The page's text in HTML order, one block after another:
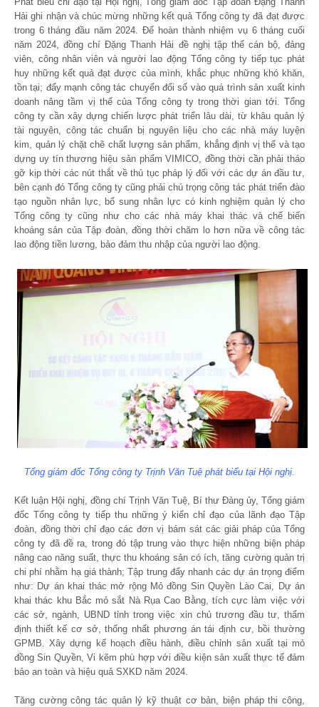
Hải ghi nhận và chúc mừng những kết quả Tổng công ty đã đạt được
trong 6 tháng đầu năm 2024. Để hoàn thành nhiệm vụ 6 tháng cuối
năm 2024, đồng chí Đặng Thanh Hải đề nghị tập thể cán bộ, đảng
viên, công nhân viên và người lao động Tổng công ty tiếp tục phát
huy những kết quả đạt được của mình, khắc phục những khó khăn,
tồn tại; đẩy mạnh công tác chuyển đổi số vào quá trình sản xuất kinh
doanh nâng tầm vị thế của Tổng công ty trong thời gian tới. Tổng
công ty cần xây dựng chiến lược phát triển lâu dài, từ khâu quản lý
tài nguyên, công tác chuẩn bị nguyên liệu cho các nhà máy luyện
kim, quản lý chặt chẽ chất lượng sản phẩm, khẳng định vị thế và tạo
dựng uy tín thương hiệu sản phẩm VIMICO, đồng thời cần phải tháo
gỡ kịp thời các nút thắt về thủ tục pháp lý đối với các dự án đầu tư,
bên cạnh đó Tổng công ty cũng phải chú trọng công tác phát triển đào
tạo nguồn nhân lực, bổ sung nhân lực có kinh nghiệm quản lý cho
Tổng công ty cũng như cho các nhà máy khai thác và chế biến
khoáng sản của Tập đoàn, đồng thời chăm lo hơn nữa về công tác
lao động tiền lương, bảo đảm thu nhập của người lao động.
Tổng giám đốc Tổng công ty Trịnh Văn Tuệ phát biểu tại Hội nghị.
Kết luận Hội nghị, đồng chí Trịnh Văn Tuệ, Bí thư Đảng ủy, Tổng giám
đốc Tổng công ty tiếp thu những ý kiến chỉ đạo của lãnh đạo Tập
đoàn, đồng thời chỉ đạo các đơn vị bám sát các giải pháp của Tổng
công ty đã đề ra, trong đó tập trung vào thực hiện những biện pháp
nâng cao năng suất, thực thu khoáng sản có ích, tăng cường quản trị
chi phí nhằm hạ giá thành; Tập trung đẩy nhanh các dự án trọng điểm
như: Dự án khai thác mở rộng Mỏ đồng Sin Quyền Lào Cai, Dự án
khai thác khu Bắc mỏ sắt Nà Rụa Cao Bằng, tích cực làm việc với
các sở, ngành, UBND tỉnh trong việc xin chủ trương đầu tư, thẩm
định thiết kế cơ sở, thống nhất phương án tái định cư, bồi thường
GPMB. Xây dựng kế hoạch điều hành, điều chỉnh sản xuất tại mỏ
đồng Sin Quyền, Vi kẽm phù hợp với điều kiện sản xuất thực tế đảm
bảo an toàn và hiệu quả SXKD năm 2024.
Tăng cường công tác quản lý kỹ thuật cơ bản, biện pháp thi công,